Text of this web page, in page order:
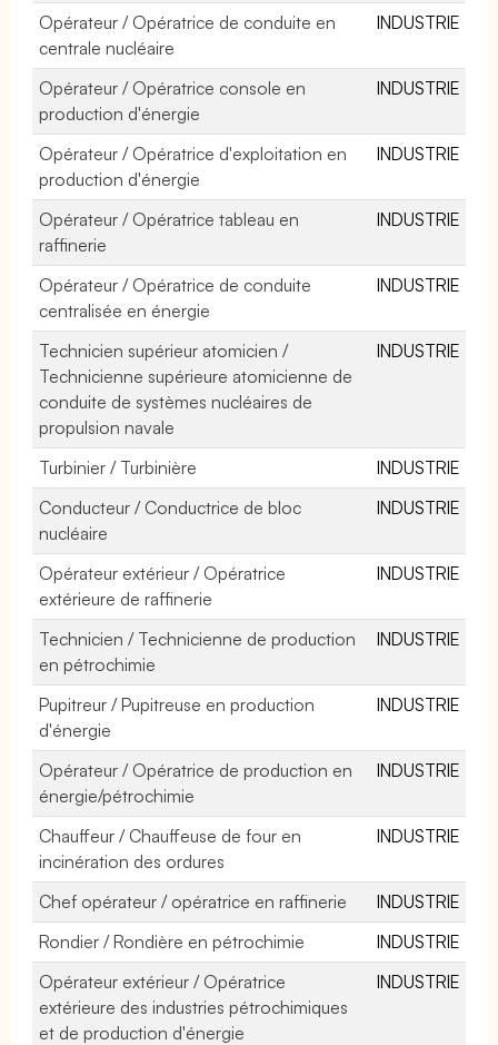
Opérateur / Opératrice de conduite en
centrale nucléaire
INDUSTRIE
Opérateur / Opératrice console en
production d'énergie
INDUSTRIE
Opérateur / Opératrice d'exploitation en
production d'énergie
INDUSTRIE
Opérateur / Opératrice tableau en
raffinerie
INDUSTRIE
Opérateur / Opératrice de conduite
centralisée en énergie
INDUSTRIE
Technicien supérieur atomicien /
Technicienne supérieure atomicienne de
conduite de systèmes nucléaires de
propulsion navale
INDUSTRIE
Turbinier / Turbinière
INDUSTRIE
Conducteur / Conductrice de bloc
nucléaire
INDUSTRIE
Opérateur extérieur / Opératrice
extérieure de raffinerie
INDUSTRIE
Technicien / Technicienne de production
en pétrochimie
INDUSTRIE
Pupitreur / Pupitreuse en production
d'énergie
INDUSTRIE
Opérateur / Opératrice de production en
énergie/pétrochimie
INDUSTRIE
Chauffeur / Chauffeuse de four en
incinération des ordures
INDUSTRIE
Chef opérateur / opératrice en raffinerie
INDUSTRIE
Rondier / Rondière en pétrochimie
INDUSTRIE
Opérateur extérieur / Opératrice
extérieure des industries pétrochimiques
et de production d'énergie
INDUSTRIE